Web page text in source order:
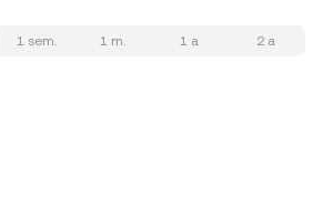
1 sem. 1 m. 1 a 2 a